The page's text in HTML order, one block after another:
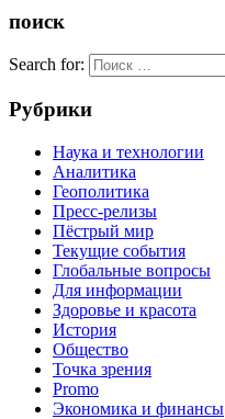
поиск
Search for:
Рубрики
Наука и технологии
Аналитика
Геополитика
Пресс-релизы
Пёстрый мир
Текущие события
Глобальные вопросы
Для информации
Здоровье и красота
История
Общество
Точка зрения
Promo
Экономика и финансы